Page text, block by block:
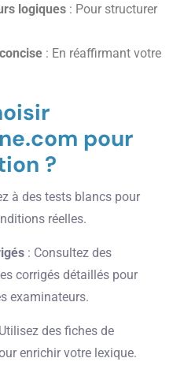
logiques : Pour structurer
: En réaffirmant votre
pour
?
à des tests blancs pour
réelles.
: Consultez des
corrigés détaillés pour
examinateurs.
des fiches de
enrichir votre lexique.